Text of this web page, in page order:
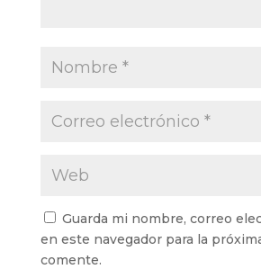
Guarda mi nombre, correo
en este navegador para la
comente.